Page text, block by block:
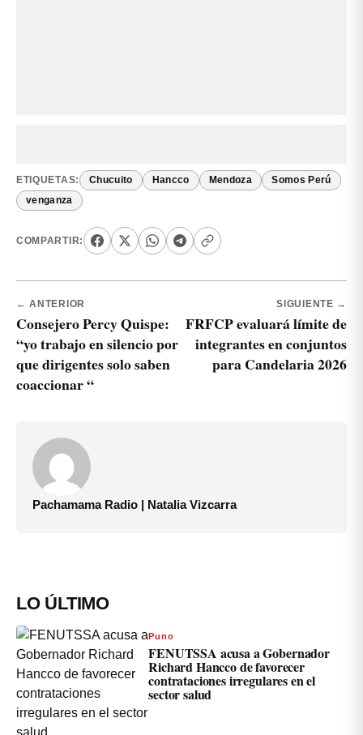
ETIQUETAS: Chucuito Hancco Mendoza Somos Perú
venganza
COMPARTIR:
← ANTERIOR
Consejero Percy Quispe:
“yo trabajo en silencio por
que dirigentes solo saben
coaccionar “
SIGUIENTE →
FRFCP evaluará límite de
integrantes en conjuntos
para Candelaria 2026
Pachamama Radio | Natalia Vizcarra
LO ÚLTIMO
Puno
FENUTSSA acusa a Gobernador
Richard Hancco de favorecer
contrataciones irregulares en el
sector salud